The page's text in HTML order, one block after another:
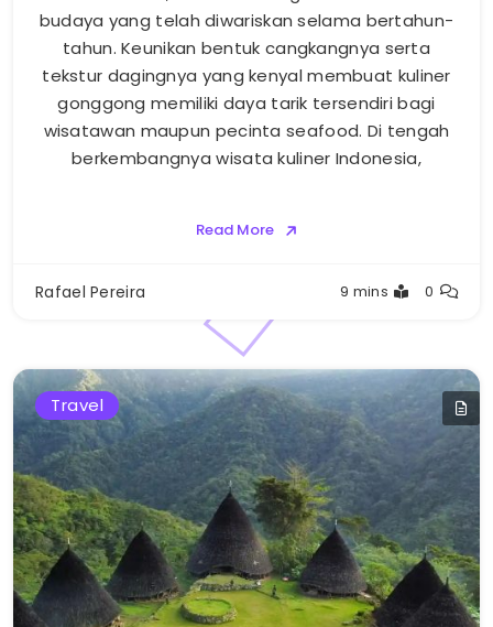
budaya yang telah diwariskan selama bertahun-
tahun. Keunikan bentuk cangkangnya serta
tekstur dagingnya yang kenyal membuat kuliner
gonggong memiliki daya tarik tersendiri bagi
wisatawan maupun pecinta seafood. Di tengah
berkembangnya wisata kuliner Indonesia,
Read More
Rafael Pereira 9 mins 0
Travel